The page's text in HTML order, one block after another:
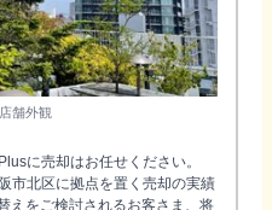
店舗外観
に売却はお任せください。
市北区に拠点を置く売却の実績
えをご検討されるお客さま、将